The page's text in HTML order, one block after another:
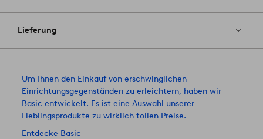
Lieferung
Um Ihnen den Einkauf von erschwinglichen
Einrichtungsgegenständen zu erleichtern, haben wir
Basic entwickelt. Es ist eine Auswahl unserer
Lieblingsprodukte zu wirklich tollen Preise.
Entdecke Basic